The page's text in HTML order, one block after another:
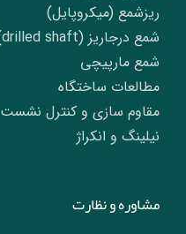
ریزشمع (میکروپایل)
شمع درجاریز (drilled shaft)
شمع مارپیچی
مطالعات ساختگاه
مقاوم سازی و کنترل نشست
نیلینگ و انکراژ
مشاوره و نظارت